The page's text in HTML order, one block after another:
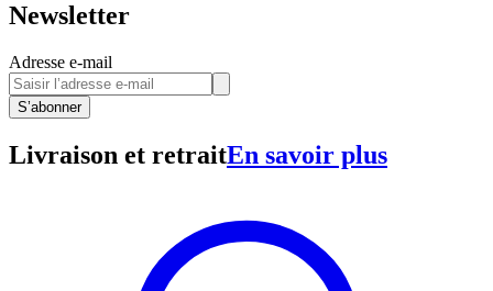
Newsletter
Adresse e-mail
S’abonner
Livraison et retraitEn savoir plus